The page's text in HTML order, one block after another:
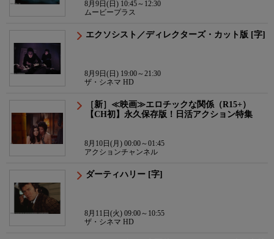
8月9日(日) 10:45～12:30
ムービープラス
エクソシスト／ディレクターズ・カット版 [字]
8月9日(日) 19:00～21:30
ザ・シネマ HD
［新］≪映画≫エロチックな関係（R15+）
【CH初】永久保存版！日活アクション特集
8月10日(月) 00:00～01:45
アクションチャンネル
ダーティハリー [字]
8月11日(火) 09:00～10:55
ザ・シネマ HD